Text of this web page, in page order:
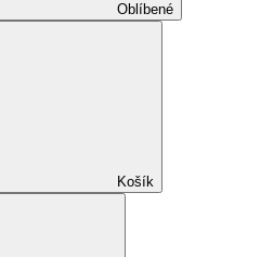
Oblíbené
Košík